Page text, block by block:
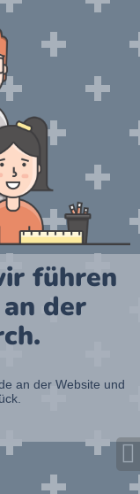
führen
der
an der Website und